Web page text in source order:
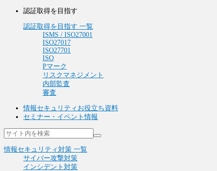
認証取得を目指す
認証取得を目指す 一覧
ISMS / ISO27001
ISO27017
ISO27701
ISO
Pマーク
リスクマネジメント
内部監査
審査
情報セキュリティお役立ち資料
セミナー・イベント情報
情報セキュリティ対策 一覧
サイバー攻撃対策
インシデント対策